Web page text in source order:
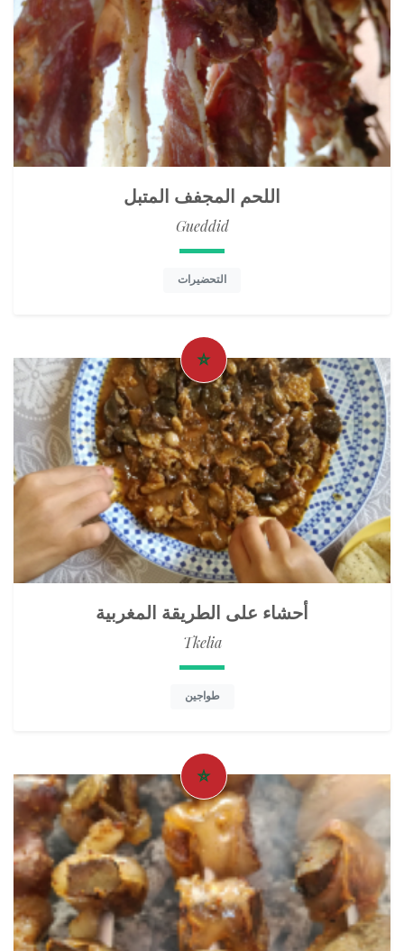
اللحم المجفف المتبل
Gueddid
التحضيرات
أحشاء على الطريقة المغربية
Tkelia
طواجين